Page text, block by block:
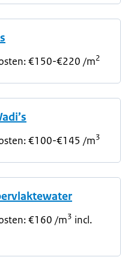
€150-€220 /m2
€100-€145 /m3
€160 /m3 incl.